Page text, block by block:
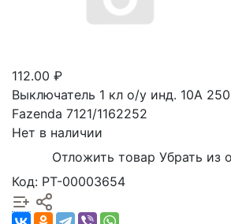
112.00 ₽
Выключатель 1 кл о/у инд. 10А
Fazenda 7121/1162252
Нет в наличии
Отложить товар Убрать из
Код: РТ-00003654